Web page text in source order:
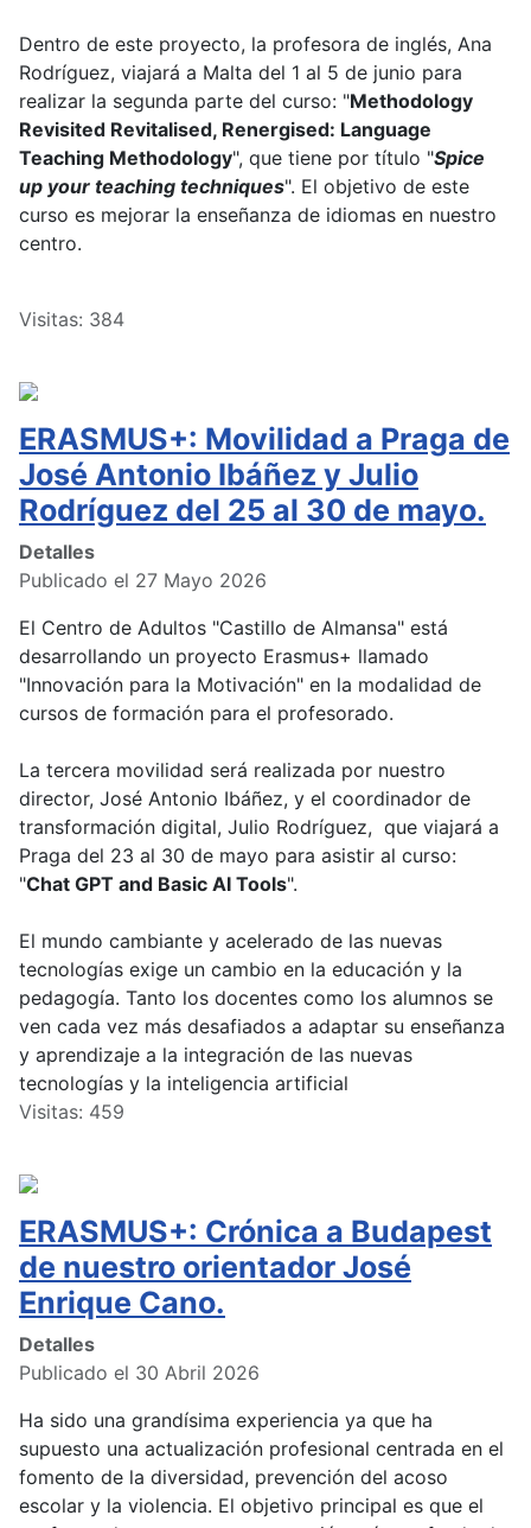
Dentro de este proyecto, la profesora de inglés, Ana
Rodríguez, viajará a Malta del 1 al 5 de junio para
realizar la segunda parte del curso: "Methodology
Revisited Revitalised, Renergised: Language
Teaching Methodology", que tiene por título "Spice
up your teaching techniques". El objetivo de este
curso es mejorar la enseñanza de idiomas en nuestro
centro.
Visitas: 384
ERASMUS+: Movilidad a Praga de
José Antonio Ibáñez y Julio
Rodríguez del 25 al 30 de mayo.
Detalles
Publicado el 27 Mayo 2026
El Centro de Adultos "Castillo de Almansa" está
desarrollando un proyecto Erasmus+ llamado
"Innovación para la Motivación" en la modalidad de
cursos de formación para el profesorado.
La tercera movilidad será realizada por nuestro
director, José Antonio Ibáñez, y el coordinador de
transformación digital, Julio Rodríguez, que viajará a
Praga del 23 al 30 de mayo para asistir al curso:
"Chat GPT and Basic AI Tools".
El mundo cambiante y acelerado de las nuevas
tecnologías exige un cambio en la educación y la
pedagogía. Tanto los docentes como los alumnos se
ven cada vez más desafiados a adaptar su enseñanza
y aprendizaje a la integración de las nuevas
tecnologías y la inteligencia artificial
Visitas: 459
ERASMUS+: Crónica a Budapest
de nuestro orientador José
Enrique Cano.
Detalles
Publicado el 30 Abril 2026
Ha sido una grandísima experiencia ya que ha
supuesto una actualización profesional centrada en el
fomento de la diversidad, prevención del acoso
escolar y la violencia. El objetivo principal es que el